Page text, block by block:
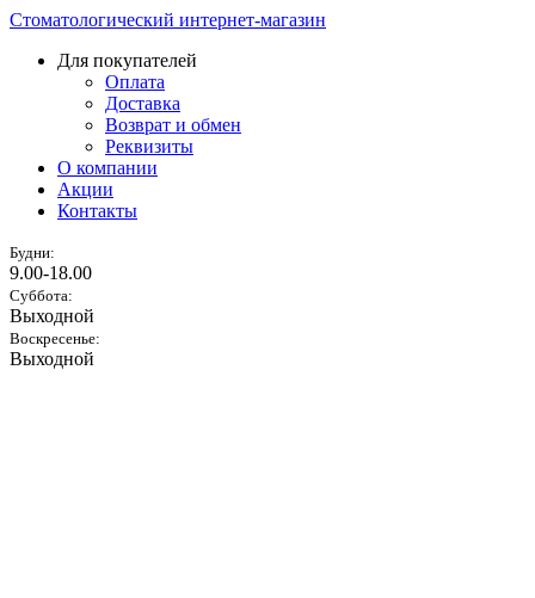
Стоматологический интернет-магазин
Для покупателей
Оплата
Доставка
Возврат и обмен
Реквизиты
О компании
Акции
Контакты
Будни:
9.00-18.00
Суббота:
Выходной
Воскресенье:
Выходной